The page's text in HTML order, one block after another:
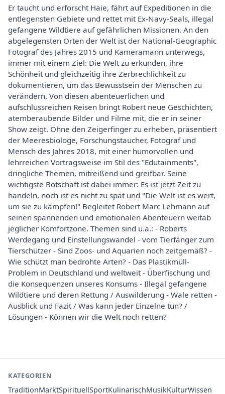
Er taucht und erforscht Haie, fährt auf Expeditionen in die
entlegensten Gebiete und rettet mit Ex-Navy-Seals, illegal
gefangene Wildtiere auf gefährlichen Missionen. An den
abgelegensten Orten der Welt ist der National-Geographic
Fotograf des Jahres 2015 und Kameramann unterwegs,
immer mit einem Ziel: Die Welt zu erkunden, ihre
Schönheit und gleichzeitig ihre Zerbrechlichkeit zu
dokumentieren, um das Bewusstsein der Menschen zu
verändern. Von diesen abenteuerlichen und
aufschlussreichen Reisen bringt Robert neue Geschichten,
atemberaubende Bilder und Filme mit, die er in seiner
Show zeigt. Ohne den Zeigerfinger zu erheben, präsentiert
der Meeresbiologe, Forschungstaucher, Fotograf und
Mensch des Jahres 2018, mit einer humorvollen und
lehrreichen Vortragsweise im Stil des "Edutainments",
dringliche Themen, mitreißend und greifbar. Seine
wichtigste Botschaft ist dabei immer: Es ist jetzt Zeit zu
handeln, noch ist es nicht zu spät und "Die Welt ist es wert,
um sie zu kämpfen!" Begleitet Robert Marc Lehmann auf
seinen spannenden und emotionalen Abenteuern weitab
jeglicher Komfortzone. Themen sind u.a.: - Roberts
Werdegang und Einstellungswandel - vom Tierfänger zum
Tierschützer - Sind Zoos- und Aquarien noch zeitgemäß? -
Wie schützt man bedrohte Arten? - Das Plastikmüll-
Problem in Deutschland und weltweit - Überfischung und
die Konsequenzen unseres Konsums - Illegal gefangene
Wildtiere und deren Rettung / Auswilderung - Wale retten -
Ausblick und Fazit / Was kann jeder Einzelne tun? /
Lösungen - Können wir die Welt noch retten?
KATEGORIEN
TraditionMarktSpirituellSportKulinarischMusikKulturWissen